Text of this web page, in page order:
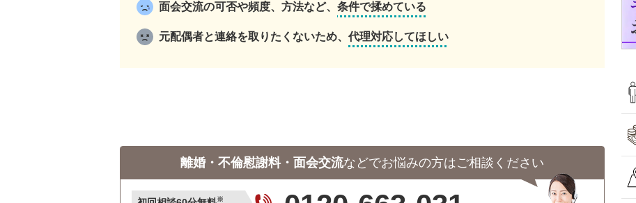
面会交流の可否や頻度、方法など、 条件で揉めている
元配偶者と連絡を取りたくないため、 代理対応してほしい
離婚・不倫慰謝料・面会交流などでお悩みの方はご相談ください
※